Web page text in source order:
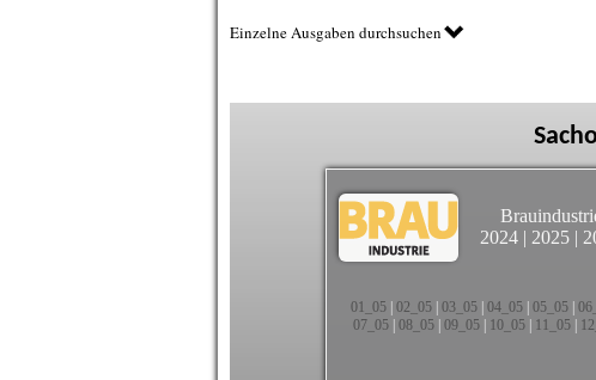
Einzelne Ausgaben durchsuchen
2024 | 2025 |
01_05| 02_05| 03_05| 04_05| 05_05|
07_05 08_05 09_05 10_05 11_05